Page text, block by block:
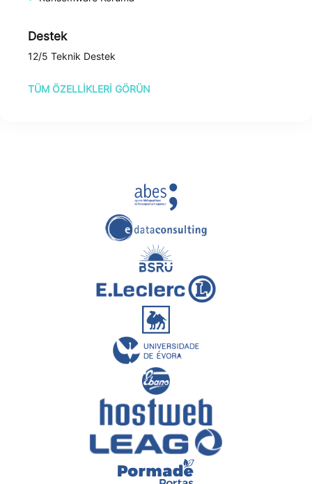
Destek
12/5 Teknik Destek
TÜM ÖZELLIKLERI GÖRÜN